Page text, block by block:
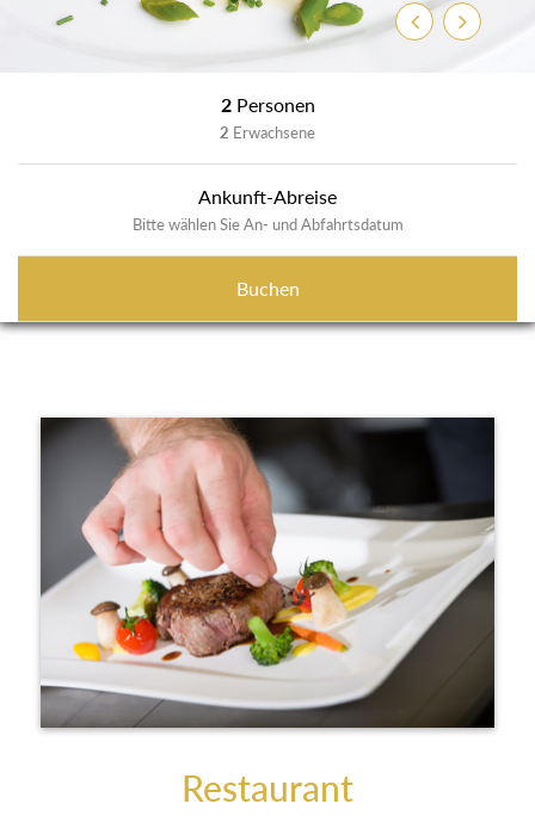
ZurückWeiter
2 Personen
2 Erwachsene
Ankunft-Abreise
Bitte wählen Sie An- und Abfahrtsdatum
Buchen
Restaurant